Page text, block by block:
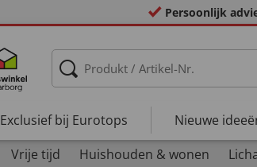
Persoonlijk
Exclusief bij Eurotops Nieuwe
Vrije tijd Huishouden & wonen